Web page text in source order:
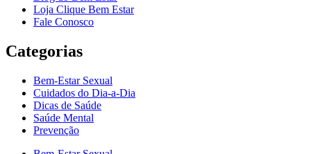
Loja Clique Bem Estar
Fale Conosco
Categorias
Bem-Estar Sexual
Cuidados do Dia-a-Dia
Dicas de Saúde
Saúde Mental
Prevenção